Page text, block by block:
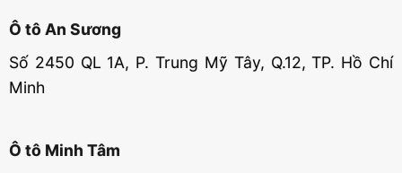
Ô tô An Sương
Số 2450 QL 1A, P. Trung Mỹ Tây, Q.12, TP. Hồ Chí
Minh
Ô tô Minh Tâm